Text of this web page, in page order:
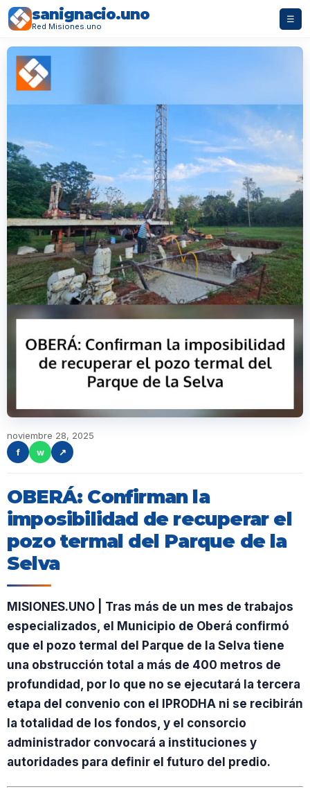
sanignacio.uno
Red Misiones.uno
☰
noviembre 28, 2025
f
w ↗
OBERÁ: Confirman la
imposibilidad de recuperar el
pozo termal del Parque de la
Selva
MISIONES.UNO | Tras más de un mes de trabajos
especializados, el Municipio de Oberá confirmó
que el pozo termal del Parque de la Selva tiene
una obstrucción total a más de 400 metros de
profundidad, por lo que no se ejecutará la tercera
etapa del convenio con el IPRODHA ni se recibirán
la totalidad de los fondos, y el consorcio
administrador convocará a instituciones y
autoridades para definir el futuro del predio.